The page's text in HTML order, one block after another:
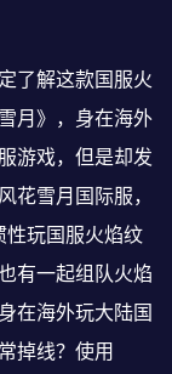
了解这款国服火
月》，身在海外
游戏，但是却发
花雪月国际服，
性玩国服火焰纹
有一起组队火焰
在海外玩大陆国
掉线？使用